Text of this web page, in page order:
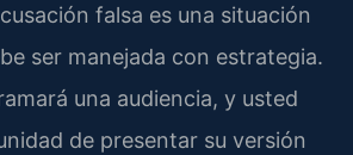
falsa es una situación
ser manejada con estrategia.
una audiencia, y usted
de presentar su versión